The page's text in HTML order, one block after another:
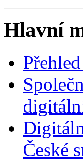
Hlavní
České